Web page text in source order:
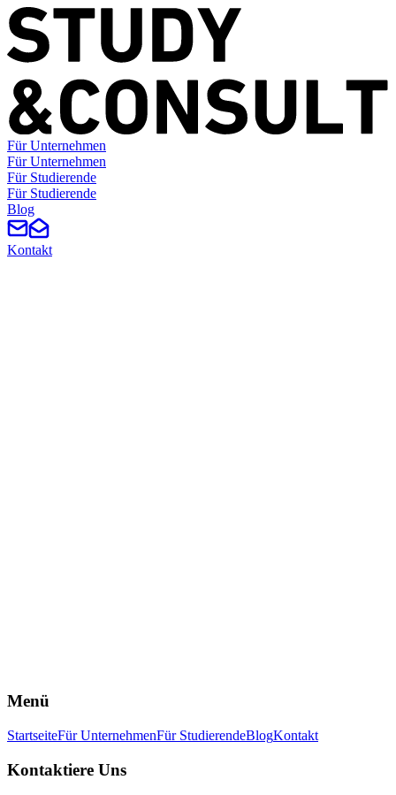
Für Unternehmen
Für Unternehmen
Für Studierende
Für Studierende
Blog
Kontakt
Menü
StartseiteFür UnternehmenFür StudierendeBlogKontakt
Kontaktiere Uns